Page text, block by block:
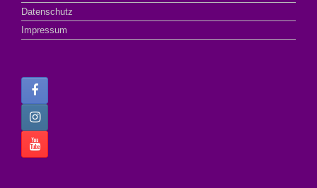
Datenschutz
Impressum